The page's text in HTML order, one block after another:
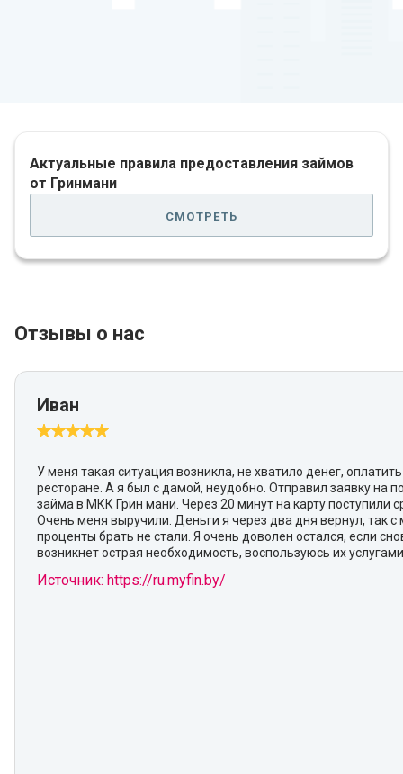
Актуальные правила предоставления займов
от Гринмани
смотреть
Отзывы о нас
Иван
У меня такая ситуация возникла, не хватило денег,
ресторане. А я был с дамой, неудобно. Отправил заявку на
займа в МКК Грин мани. Через 20 минут на карту поступили
Очень меня выручили. Деньги я через два дня вернул, так с
проценты брать не стали. Я очень доволен остался, если
возникнет острая необходимость, воспользуюсь их
Источник: https://ru.myfin.by/